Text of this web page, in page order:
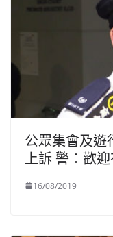
公眾集會及遊
上訴 警：歡
16/08/2019